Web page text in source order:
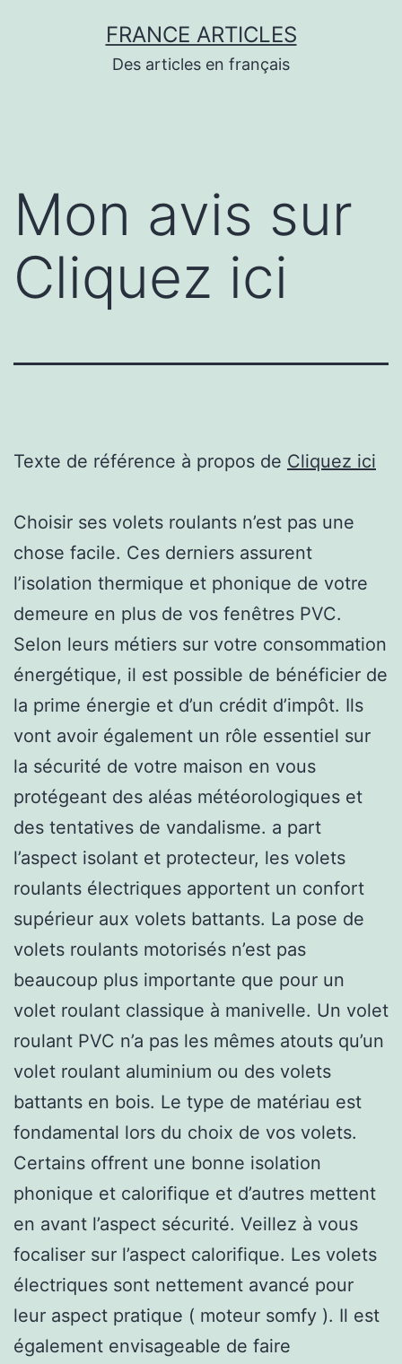
FRANCE ARTICLES
Des articles en français
Mon avis sur
Cliquez ici
Texte de référence à propos de Cliquez ici
Choisir ses volets roulants n’est pas une
chose facile. Ces derniers assurent
l’isolation thermique et phonique de votre
demeure en plus de vos fenêtres PVC.
Selon leurs métiers sur votre consommation
énergétique, il est possible de bénéficier de
la prime énergie et d’un crédit d’impôt. Ils
vont avoir également un rôle essentiel sur
la sécurité de votre maison en vous
protégeant des aléas météorologiques et
des tentatives de vandalisme. a part
l’aspect isolant et protecteur, les volets
roulants électriques apportent un confort
supérieur aux volets battants. La pose de
volets roulants motorisés n’est pas
beaucoup plus importante que pour un
volet roulant classique à manivelle. Un volet
roulant PVC n’a pas les mêmes atouts qu’un
volet roulant aluminium ou des volets
battants en bois. Le type de matériau est
fondamental lors du choix de vos volets.
Certains offrent une bonne isolation
phonique et calorifique et d’autres mettent
en avant l’aspect sécurité. Veillez à vous
focaliser sur l’aspect calorifique. Les volets
électriques sont nettement avancé pour
leur aspect pratique ( moteur somfy ). Il est
également envisageable de faire